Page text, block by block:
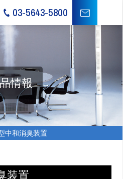
03-5643-5800
情報
中和消臭装置
装置